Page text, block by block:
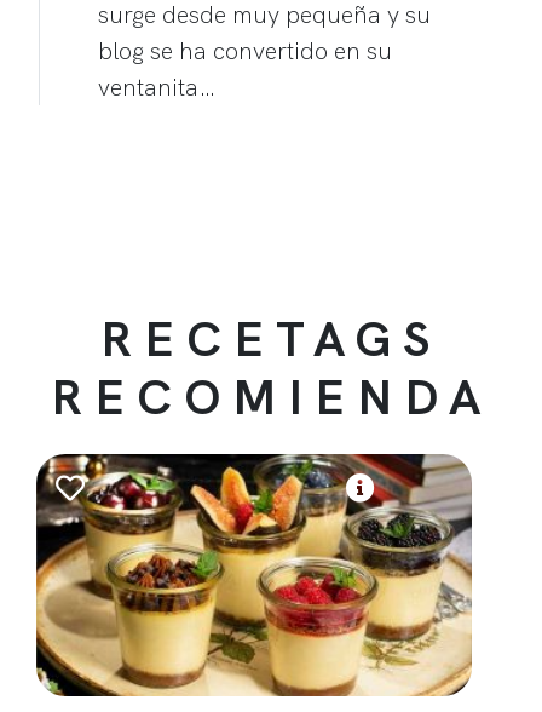
surge desde muy pequeña y su
blog se ha convertido en su
ventanita…
RECETAGS
RECOMIENDA